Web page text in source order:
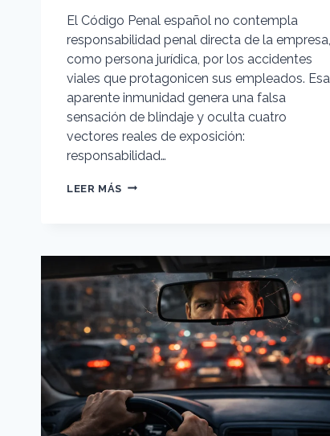
El Código Penal español no contempla
responsabilidad penal directa de la empresa,
como persona jurídica, por los accidentes
viales que protagonicen sus empleados. Esa
aparente inmunidad genera una falsa
sensación de blindaje y oculta cuatro
vectores reales de exposición:
responsabilidad…
LEER MÁS CRIMINOLOGÍA
PENAL
OCULTO
LA
MOVILIDAD
CORPORATIVA